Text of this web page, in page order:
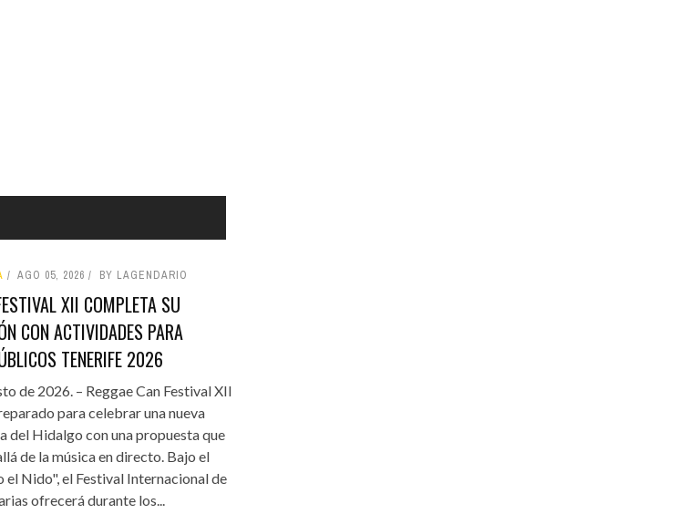
AGO 05, 2026 BY LAGENDARIO
XII COMPLETA SU
CON ACTIVIDADES PARA
TENERIFE 2026
de 2026. – Reggae Can Festival XII
para celebrar una nueva
del Hidalgo con una propuesta que
de la música en directo. Bajo el
el Nido", el Festival Internacional de
ofrecerá durante los...